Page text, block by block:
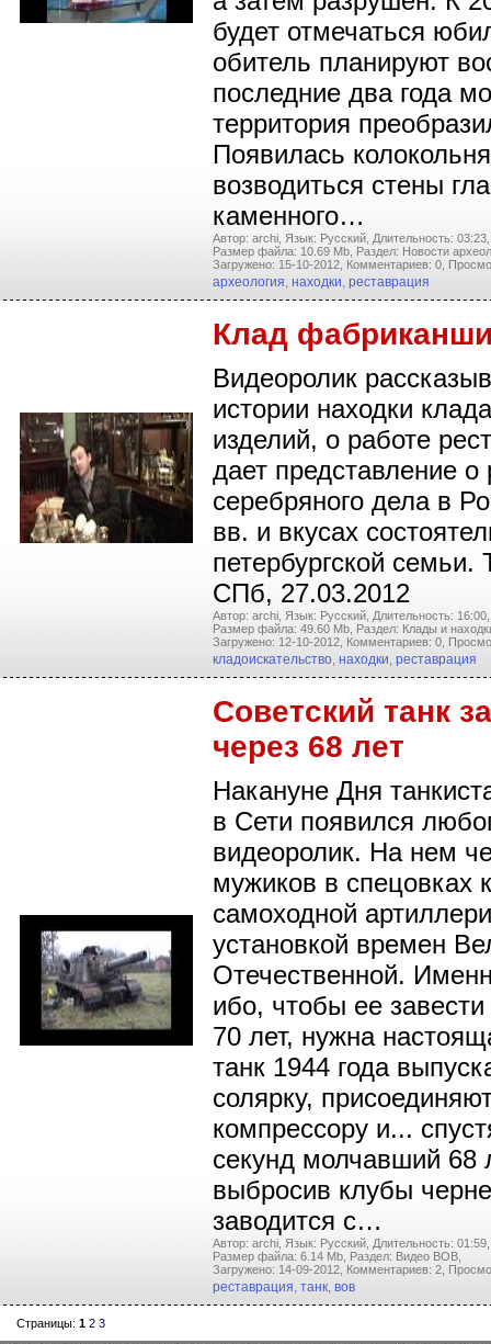
будет отмечаться
обитель планируют
последние два года
территория
Появилась
возводиться стены
каменного…
Автор: archi, Язык: Русский, Длительность: 03:23,
Размер файла: 10.69 Mb, Раздел: Новости
Загружено: 15-10-2012, Комментариев: 0,
археология, находки, реставрация
Клад
Видеоролик
истории находки
изделий, о работе
дает представление о
серебряного дела в
вв. и вкусах
петербургской
СПб, 27.03.2012
Автор: archi, Язык: Русский, Длительность: 16:00,
Размер файла: 49.60 Mb, Раздел: Клады и
Загружено: 12-10-2012, Комментариев: 0,
кладоискательство, находки, реставрация
Советский танк
через 68 лет
Накануне Дня
в Сети появился
видеоролик. На нем
мужиков в спецовках
самоходной
установкой времен
Отечественной.
ибо, чтобы ее завести
70 лет, нужна
танк 1944 года
солярку,
компрессору и...
секунд молчавший 68
выбросив клубы
заводится с…
Автор: archi, Язык: Русский, Длительность: 01:59,
Размер файла: 6.14 Mb, Раздел: Видео ВОВ,
Загружено: 14-09-2012, Комментариев: 2,
реставрация, танк, вов
Страницы: 1 2 3